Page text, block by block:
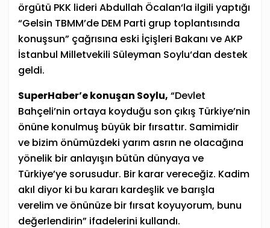
örgütü PKK lideri Abdullah Öcalan‘la ilgili yaptığı
“Gelsin TBMM’de DEM Parti grup toplantısında
konuşsun” çağrısına eski İçişleri Bakanı ve AKP
İstanbul Milletvekili Süleyman Soylu‘dan destek
geldi.
SuperHaber’e konuşan Soylu, “Devlet
Bahçeli’nin ortaya koyduğu son çıkış Türkiye’nin
önüne konulmuş büyük bir fırsattır. Samimidir
ve bizim önümüzdeki yarım asrın ne olacağına
yönelik bir anlayışın bütün dünyaya ve
Türkiye’ye sorusudur. Bir karar vereceğiz. Kadim
akıl diyor ki bu kararı kardeşlik ve barışla
verelim ve önünüze bir fırsat koyuyorum, bunu
değerlendirin” ifadelerini kullandı.